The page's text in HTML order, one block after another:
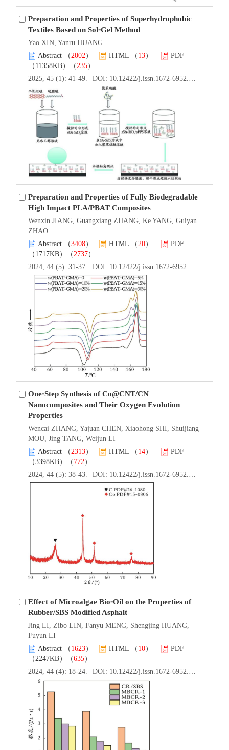
Preparation and Properties of Superhydrophobic
Textiles Based on Sol⁃Gel Method
Yao XIN, Yanru HUANG
Abstract （ 2002 ） HTML （ 13）
PDF
（11358KB）（ 235）
2025, 45 (1): 41-49.
DOI: 10.12422/j.issn.1672-6952.2025.01.006
Preparation and Properties of Fully Biodegradable
High Impact PLA/PBAT Composites
Wenxin JIANG, Guangxiang ZHANG, Ke YANG, Guiyan
ZHAO
Abstract （3408） HTML （ 20）
PDF
（1717KB）（ 2737）
2024, 44 (5): 31-37.
DOI: 10.12422/j.issn.1672-6952.2024.05.005
One⁃Step Synthesis of Co@CNT/CN
Nanocomposites and Their Oxygen Evolution
Properties
Wencai ZHANG, Yajuan CHEN, Xiaohong SHI, Shuijiang
MOU, Jing TANG, Weijun LI
Abstract （ 2313） HTML （ 14）
PDF
（3398KB）（ 772 ）
2024, 44 (5): 38-43.
DOI: 10.12422/j.issn.1672-6952.2024.05.006
Effect of Microalgae Bio⁃Oil on the Properties of
Rubber/SBS Modified Asphalt
Jing LI, Zibo LIN, Fanyu MENG, Shengjing HUANG,
Fuyun LI
Abstract （ 1623） HTML （ 10）
PDF
（2247KB）（635）
2024, 44 (4): 18-24.
DOI: 10.12422/j.issn.1672-6952.2024.04.003